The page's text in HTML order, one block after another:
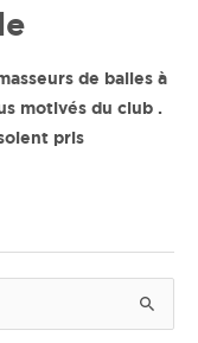
de balles à
motivés du club .
pris